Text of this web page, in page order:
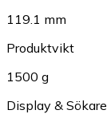
119.1 mm
Produktvikt
1500 g
Display & Sökare